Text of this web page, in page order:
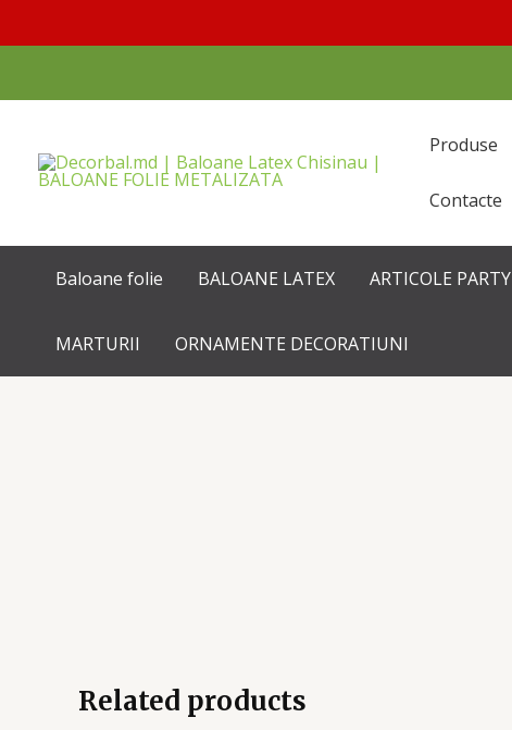
Produse
Contacte
Baloane folie BALOANE LATEX ARTICOLE PARTY
MARTURII ORNAMENTE DECORATIUNI
Related products